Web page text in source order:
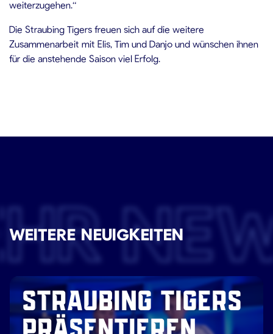
weiterzugehen.“
Die Straubing Tigers freuen sich auf die weitere
Zusammenarbeit mit Elis, Tim und Danjo und wünschen ihnen
für die anstehende Saison viel Erfolg.
WEITERE NEUIGKEITEN
STRAUBING TIGERS